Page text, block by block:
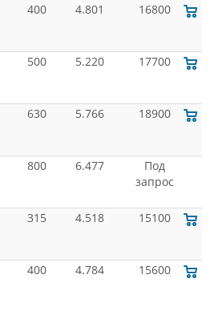
400 4.801 16800
500 5.220 17700
630 5.766 18900
800 6.477
Под
запрос
315 4.518 15100
400 4.784 15600